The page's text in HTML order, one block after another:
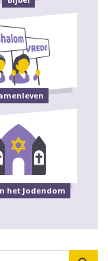
het Jodendom